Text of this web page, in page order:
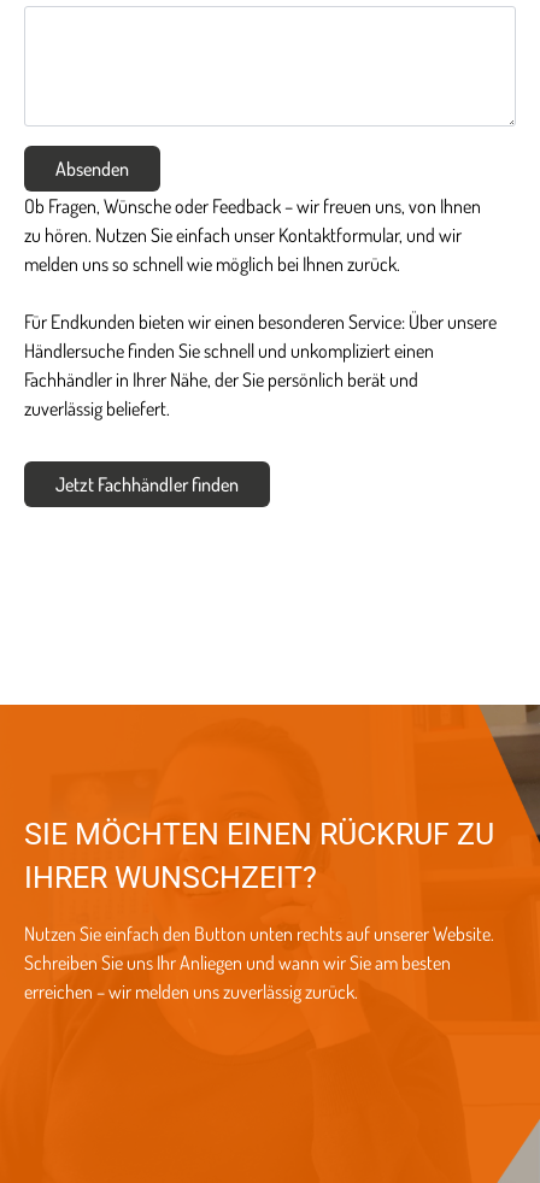
Ob Fragen, Wünsche oder Feedback – wir freuen uns, von Ihnen
zu hören. Nutzen Sie einfach unser Kontaktformular, und wir
melden uns so schnell wie möglich bei Ihnen zurück.
Für Endkunden bieten wir einen besonderen Service: Über unsere
Händlersuche finden Sie schnell und unkompliziert einen
Fachhändler in Ihrer Nähe, der Sie persönlich berät und
zuverlässig beliefert.
Jetzt Fachhändler finden
Absenden
SIE MÖCHTEN EINEN RÜCKRUF ZU
IHRER WUNSCHZEIT?
Nutzen Sie einfach den Button unten rechts auf unserer Website.
Schreiben Sie uns Ihr Anliegen und wann wir Sie am besten
erreichen – wir melden uns zuverlässig zurück.